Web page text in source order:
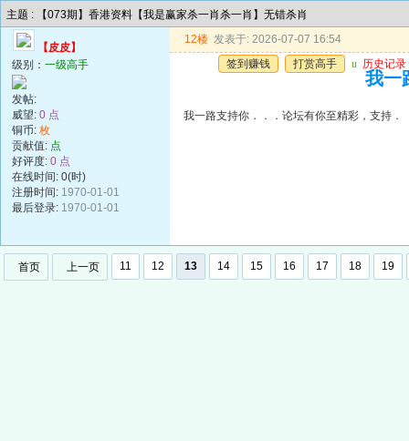
主题 : 【073期】香港资料【我是赢家杀一肖杀一肖】无错杀肖
【皮皮】
级别： 一级高手
发帖:
威望: 0 点
铜币: 枚
贡献值: 点
好评度: 0 点
在线时间: 0(时)
注册时间: 1970-01-01
最后登录: 1970-01-01
12楼 发表于: 2026-07-07 16:54
签到赚钱
打赏高手 u 历史记录
我一
我一路支持你．．．论坛有你至精彩，支持．
首页 上一页 11 12 13 14 15 16 17 18 19